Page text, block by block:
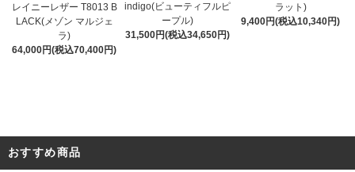
レイニーレザー T8013 B
LACK(メゾン マルジェ
ラ)
64,000円(税込70,400円)
indigo(ビューティフルピ
ープル)
31,500円(税込34,650円)
ラット)
9,400円(税込10,340円)
おすすめ商品